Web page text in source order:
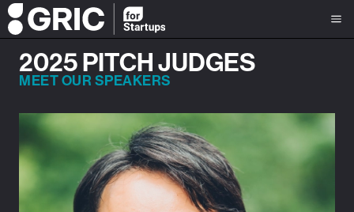
2025 PITCH JUDGES
MEET OUR SPEAKERS